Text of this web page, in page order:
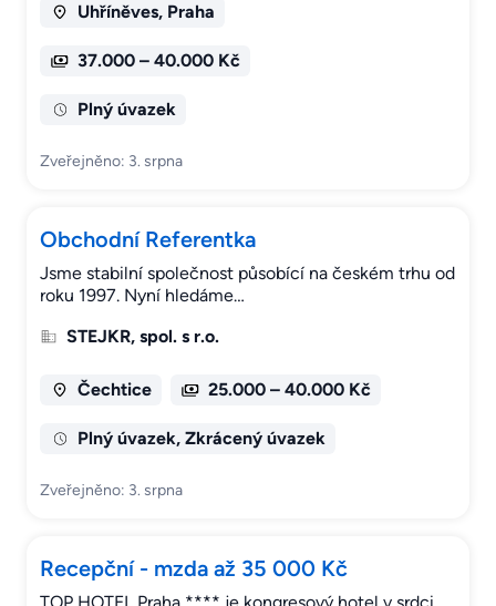
Uhříněves, Praha
37.000 – 40.000 Kč
Plný úvazek
Zveřejněno: 3. srpna
Obchodní Referentka
Jsme stabilní společnost působící na českém trhu od
roku 1997. Nyní hledáme…
STEJKR, spol. s r.o.
Čechtice 25.000 – 40.000 Kč
Plný úvazek, Zkrácený úvazek
Zveřejněno: 3. srpna
Recepční - mzda až 35 000 Kč